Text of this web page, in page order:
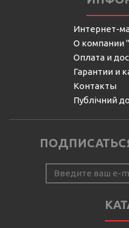
Интернет-
О компании
Оплата и
Гарантии и
Контакты
Публічний